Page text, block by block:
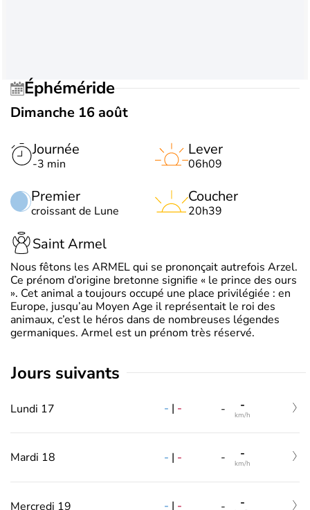
Éphéméride
Dimanche 16 août
Journée
-3 min
Premier
croissant de Lune
Lever
06h09
Coucher
20h39
Saint Armel
Nous fêtons les ARMEL qui se prononçait autrefois Arzel.
Ce prénom d’origine bretonne signifie « le prince des ours
». Cet animal a toujours occupé une place privilégiée : en
Europe, jusqu’au Moyen Age il représentait le roi des
animaux, c’est le héros dans de nombreuses légendes
germaniques. Armel est un prénom très réservé.
jours suivants
Lundi 17 - | - - -
km/h
Mardi 18 - | - - -
km/h
Mercredi 19 - | - - -